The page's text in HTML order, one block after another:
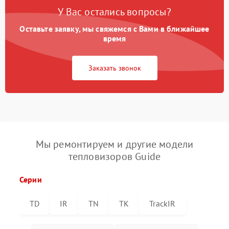
У Вас остались вопросы?
Оставьте заявку, мы свяжемся с Вами в ближайшее
время
Заказать звонок
Мы ремонтируем и другие модели
тепловизоров Guide
Серии
TD IR TN TK TrackIR